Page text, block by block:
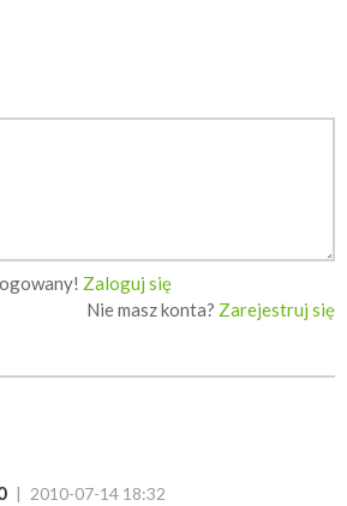
Zaloguj się
Nie masz konta? Zarejestruj się
2010-07-14 18:32